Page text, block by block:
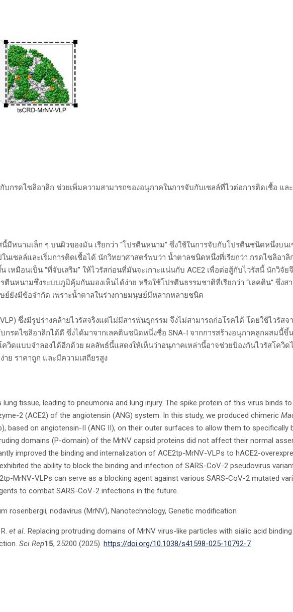
รดไซลิอาลิก ช่วยเพิ่มความสามารถของอนุภาคในการจับกับเซลล์ที่ไวต่อการติดเชื้อ และ
มีหนามเล็ก ๆ บนผิวของมัน เรียกว่า “โปรตีนหนาม” ซึ่งใช้ในการจับกับโปรตีนชนิดหนึ่งบน
นเซลล์และเริ่มการติดเชื้อได้ นักวิทยาศาสตร์พบว่า น้ำตาลชนิดหนึ่งที่เรียกว่า กรดไซลิอา
หมือนเป็น “ที่จับเสริม” ให้ไวรัสก่อนที่มันจะเกาะแน่นกับ ACE2 เพื่อต่อสู้กับไวรัสนี้ นักวิจั
ตีนหนามซึ่งระบบภูมิคุ้มกันมองเห็นได้ง่าย หรือใช้โปรตีนธรรมชาติที่เรียกว่า “เลคติน” ซึ่ง
ย์ยังมีข้อจำกัด เพราะน้ำตาลในร่างกายมนุษย์มีหลากหลายชนิด
ซึ่งมีรูปร่างคล้ายไวรัสจริงแต่ไม่มีสารพันธุกรรม จึงไม่สามารถก่อโรคได้ โดยใช้ไวรั
กรดไซลิอาลิกได้ดี ซึ่งได้มาจากเลคตินชนิดหนึ่งชื่อ SNA-I จากการสร้างอนุภาคลูกผสมนี้
วิดแบบจำลองได้อีกด้วย ผลลัพธ์นี้แสดงให้เห็นว่าอนุภาคเหล่านี้อาจช่วยป้องกันไวรัสโควิ
ย ราคาถูก และมีความเสถียรสูง
tissue, leading to pneumonia and lung injury. The spike protein of this virus binds
2 (ACE2) of the angiotensin (ANG) system. In this study, we produced chimeric
based on angiotensin-II (ANG II), on their outer surfaces to allow them to specifically
domains (P-domain) of the MrNV capsid proteins did not affect their normal
improved the binding and internalization of ACE2tp-MrNV-VLPs to hACE2-
the ability to block the binding and infection of SARS-CoV-2 pseudovirus
MrNV-VLPs can serve as a blocking agent against various SARS-CoV-2 mutated
to combat SARS-CoV-2 infections in the future.
rosenbergii, nodavirus (MrNV), Nanotechnology, Genetic modification
et al. Replacing protruding domains of MrNV virus-like particles with sialic acid
Sci Rep15, 25200 (2025). https://doi.org/10.1038/s41598-025-10792-7